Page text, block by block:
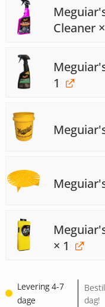
Cleaner
1
× 1
Levering 4-7
dage
dag!